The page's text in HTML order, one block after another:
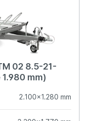
02 8.5-21-
mm)
2.100x1.280 mm